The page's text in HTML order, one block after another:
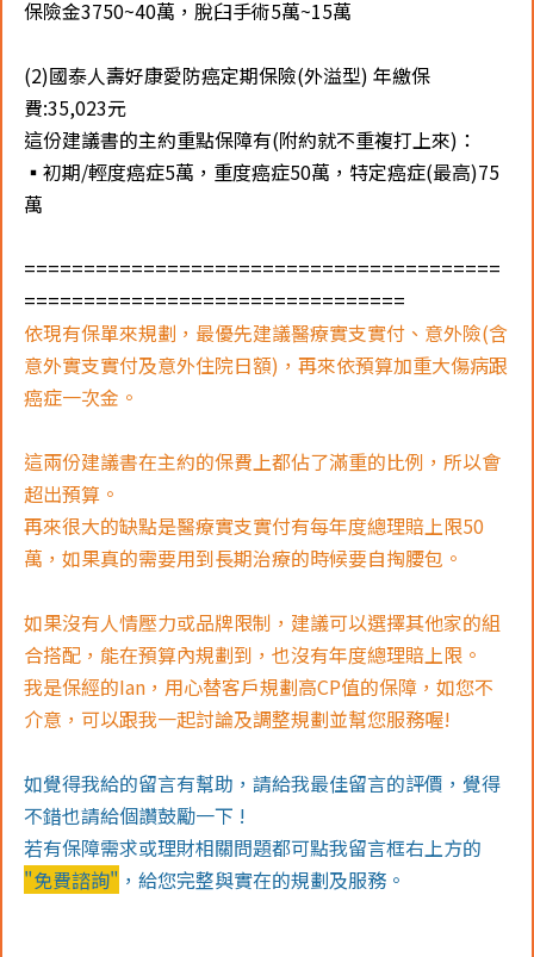
保險金3750~40萬，脫臼手術5萬~15萬
(2)國泰人壽好康愛防癌定期保險(外溢型) 年繳保
費:35,023元
這份建議書的主約重點保障有(附約就不重複打上來)：
▪️初期/輕度癌症5萬，重度癌症50萬，特定癌症(最高)75
萬
========================================
================================
依現有保單來規劃，最優先建議醫療實支實付、意外險(含
意外實支實付及意外住院日額)，再來依預算加重大傷病跟
癌症一次金。
這兩份建議書在主約的保費上都佔了滿重的比例，所以會
超出預算。
再來很大的缺點是醫療實支實付有每年度總理賠上限50
萬，如果真的需要用到長期治療的時候要自掏腰包。
如果沒有人情壓力或品牌限制，建議可以選擇其他家的組
合搭配，能在預算內規劃到，也沒有年度總理賠上限。
我是保經的Ian，用心替客戶規劃高CP值的保障，如您不
介意，可以跟我一起討論及調整規劃並幫您服務喔!
如覺得我給的留言有幫助，請給我最佳留言的評價，覺得
不錯也請給個讚鼓勵一下 !
若有保障需求或理財相關問題都可點我留言框右上方的
"免費諮詢" ，給您完整與實在的規劃及服務。